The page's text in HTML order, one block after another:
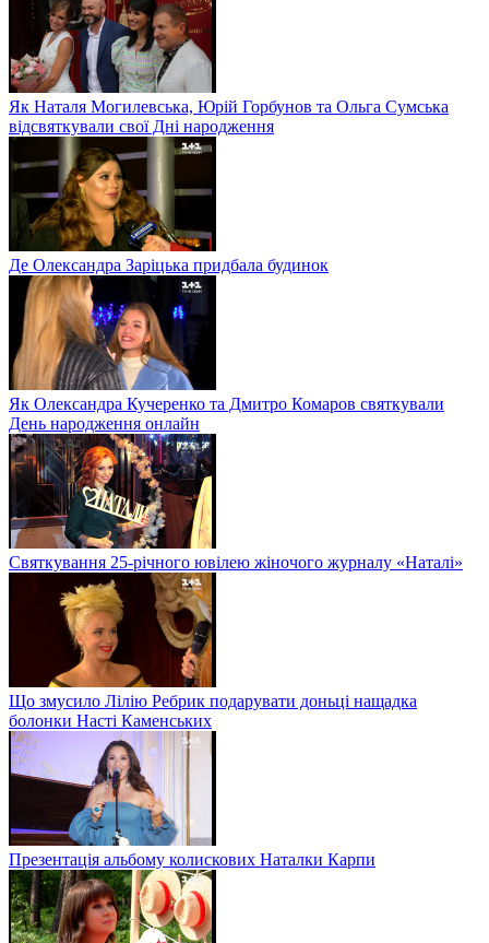
Як Наталя Могилевська, Юрій Горбунов та Ольга Сумська
відсвяткували свої Дні народження
Де Олександра Заріцька придбала будинок
Як Олександра Кучеренко та Дмитро Комаров святкували
День народження онлайн
Святкування 25-річного ювілею жіночого журналу «Наталі»
Що змусило Лілію Ребрик подарувати доньці нащадка
болонки Насті Каменських
Презентація альбому колискових Наталки Карпи